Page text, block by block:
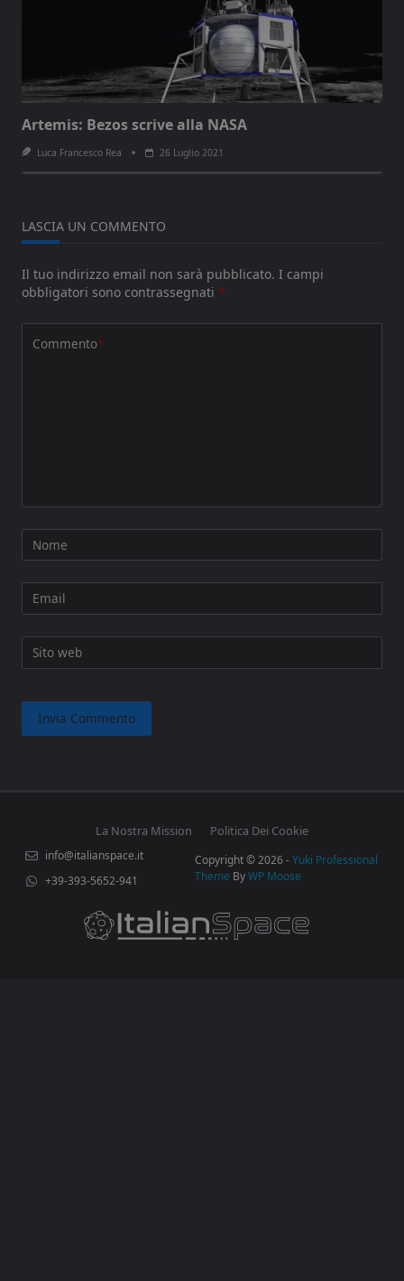
Artemis: Bezos scrive alla NASA
Luca Francesco Rea 26 Luglio 2021
LASCIA UN COMMENTO
Il tuo indirizzo email non sarà pubblicato. I campi
obbligatori sono contrassegnati *
Commento*
Nome
Email
Sito web
La Nostra Mission Politica Dei Cookie
info@italianspace.it
+39-393-5652-941
Copyright © 2026 -Yuki Professional
Theme ByWP Moose